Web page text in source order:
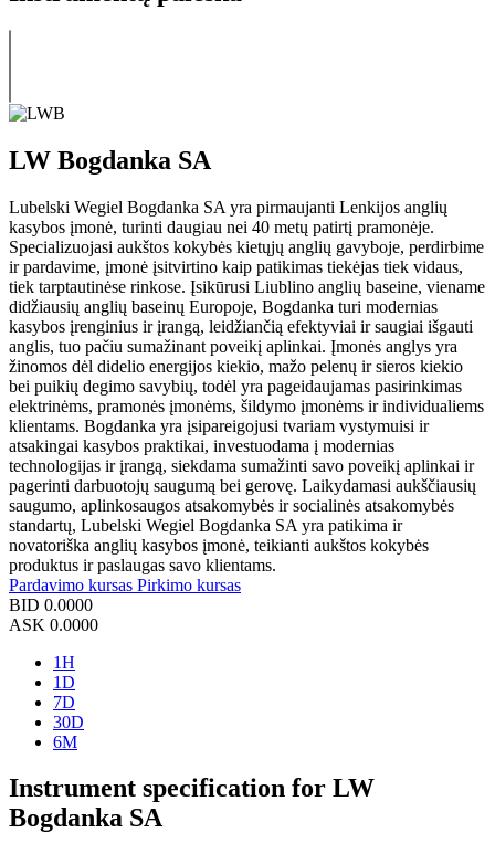
LW Bogdanka SA
Lubelski Wegiel Bogdanka SA yra pirmaujanti Lenkijos anglių
kasybos įmonė, turinti daugiau nei 40 metų patirtį pramonėje.
Specializuojasi aukštos kokybės kietųjų anglių gavyboje, perdirbime
ir pardavime, įmonė įsitvirtino kaip patikimas tiekėjas tiek vidaus,
tiek tarptautinėse rinkose. Įsikūrusi Liublino anglių baseine, viename
didžiausių anglių baseinų Europoje, Bogdanka turi modernias
kasybos įrenginius ir įrangą, leidžiančią efektyviai ir saugiai išgauti
anglis, tuo pačiu sumažinant poveikį aplinkai. Įmonės anglys yra
žinomos dėl didelio energijos kiekio, mažo pelenų ir sieros kiekio
bei puikių degimo savybių, todėl yra pageidaujamas pasirinkimas
elektrinėms, pramonės įmonėms, šildymo įmonėms ir individualiems
klientams. Bogdanka yra įsipareigojusi tvariam vystymuisi ir
atsakingai kasybos praktikai, investuodama į modernias
technologijas ir įrangą, siekdama sumažinti savo poveikį aplinkai ir
pagerinti darbuotojų saugumą bei gerovę. Laikydamasi aukščiausių
saugumo, aplinkosaugos atsakomybės ir socialinės atsakomybės
standartų, Lubelski Wegiel Bogdanka SA yra patikima ir
novatoriška anglių kasybos įmonė, teikianti aukštos kokybės
produktus ir paslaugas savo klientams.
Pardavimo kursas Pirkimo kursas
BID 0.0000
ASK 0.0000
1H
1D
7D
30D
6M
Instrument specification for LW
Bogdanka SA